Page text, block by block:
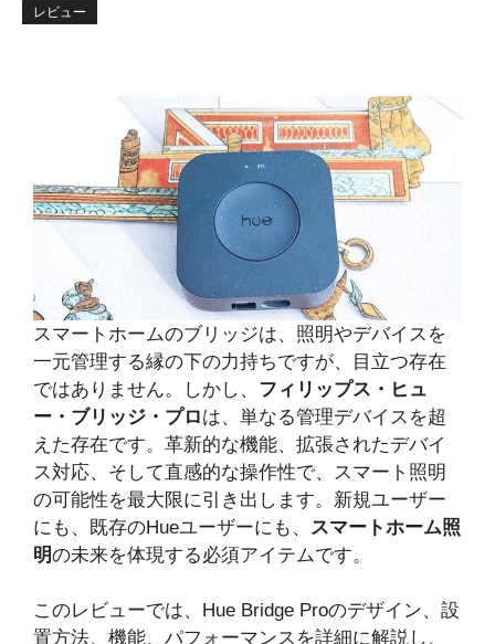
レビュー
スマートホームのブリッジは、照明やデバイスを
一元管理する縁の下の力持ちですが、目立つ存在
ではありません。しかし、 フィリップス・ヒュ
ー・ブリッジ・プロは、単なる管理デバイスを超
えた存在です。革新的な機能、拡張されたデバイ
ス対応、そして直感的な操作性で、スマート照明
の可能性を最大限に引き出します。新規ユーザー
にも、既存のHueユーザーにも、
スマートホーム照
明の未来を体現する必須アイテムです。
このレビューでは、Hue Bridge Proのデザイン、設
置方法、機能、パフォーマンスを詳細に解説し、